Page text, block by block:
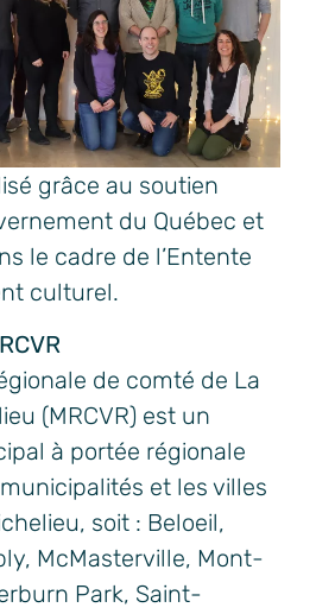
grâce au soutien
du Québec et
le cadre de l’Entente
culturel.
de comté de La
(MRCVR) est un
à portée régionale
et les villes
soit : Beloeil,
McMasterville, Mont-
Park, Saint-